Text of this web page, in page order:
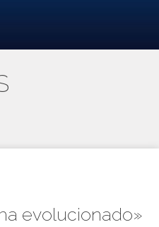
evolucionado»